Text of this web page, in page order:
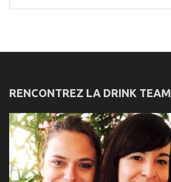
for:
RENCONTREZ LA DRINK TEAM